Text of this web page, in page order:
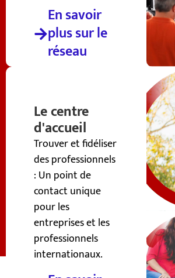
En savoir
plus sur le
réseau
Le centre
d'accueil
Trouver et fidéliser
des professionnels
: Un point de
contact unique
pour les
entreprises et les
professionnels
internationaux.